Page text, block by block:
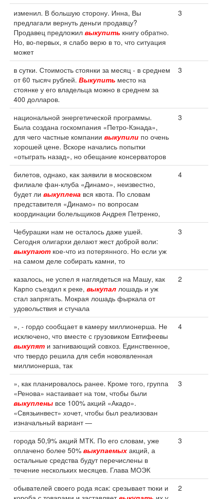
изменил. В большую сторону. Инна, Вы
предлагали вернуть деньги продавцу?
Продавец предложил выкупить книгу обратно.
Но, во-первых, я слабо верю в то, что ситуация
может
3
в сутки. Стоимость стоянки за месяц - в среднем
от 60 тысяч рублей. Выкупить место на
стоянке у его владельца можно в среднем за
400 долларов.
3
национальной энергетической программы.
Была создана госкомпания «Петро-Кэнада»,
для чего частные компании выкупили по очень
хорошей цене. Вскоре начались попытки
«отыграть назад», но обещание консерваторов
3
билетов, однако, как заявили в московском
филиале фан-клуба «Динамо», неизвестно,
будет ли выкуплена вся квота. По словам
представителя «Динамо» по вопросам
координации болельщиков Андрея Петренко,
4
Чебурашки нам не осталось даже ушей.
Сегодня олигархи делают жест доброй воли:
выкупают кое-что из потерянного. Но если уж
на самом деле собирать камни, то
3
казалось, не успел я наглядеться на Машу, как
Карпо съездил к реке, выкупал лошадь и уж
стал запрягать. Мокрая лошадь фыркала от
удовольствия и стучала
2
», - гордо сообщает в камеру миллионерша. Не
исключено, что вместе с грузовиком Евтифеевы
выкупят и загнивающий совхоз. Единственное,
что твердо решила для себя новоявленная
миллионерша, так
4
», как планировалось ранее. Кроме того, группа
«Ренова» настаивает на том, чтобы были
выкуплены все 100% акций «Акадо».
«Связьинвест» хочет, чтобы был реализован
изначальный вариант —
3
города 50,9% акций МТК. По его словам, уже
оплачено более 50% выкупаемых акций, а
остальные средства будут перечислены в
течение нескольких месяцев. Глава МОЭК
3
обывателей своего рода ясак: срезывает тюки и
2